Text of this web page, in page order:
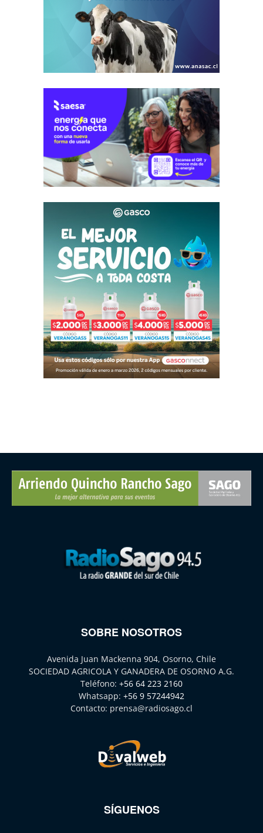
SOBRE NOSOTROS
Avenida Juan Mackenna 904, Osorno, Chile
SOCIEDAD AGRICOLA Y GANADERA DE OSORNO A.G.
Teléfono: +56 64 223 2160
Whatsapp: +56 9 57244942
Contacto: prensa@radiosago.cl
SÍGUENOS